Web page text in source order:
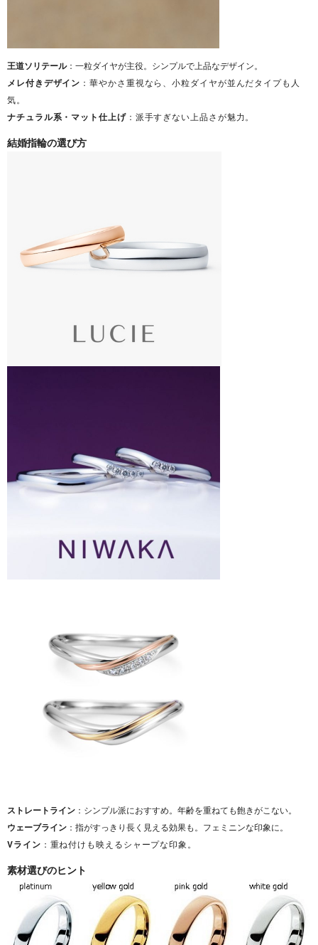
王道ソリテール：一粒ダイヤが主役。シンプルで上品なデザイン。
メレ付きデザイン ：華やかさ重視なら、小粒ダイヤが並んだタイプも人
気。
ナチュラル系・マット仕上げ：派手すぎない上品さが魅力。
結婚指輪の選び方
ストレートライン ：シンプル派におすすめ。年齢を重ねても飽きがこない。
ウェーブライン ：指がすっきり長く見える効果も。フェミニンな印象に。
Vライン ：重ね付けも映えるシャープな印象。
素材選びのヒント